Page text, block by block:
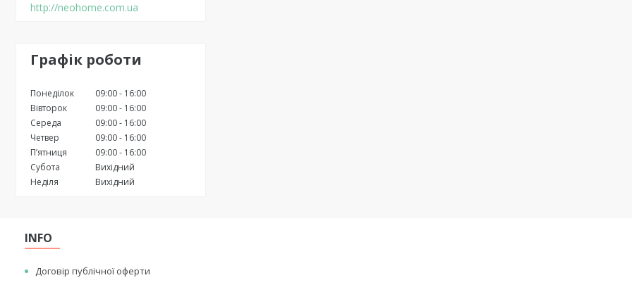
http://neohome.com.ua
Графік роботи
Понеділок 09:00
16:00
Вівторок
09:00
16:00
Середа
09:00
16:00
Четвер
09:00
16:00
Пʼятниця
09:00
16:00
Субота
Вихідний
Неділя
Вихідний
INFO
Договір публічної оферти